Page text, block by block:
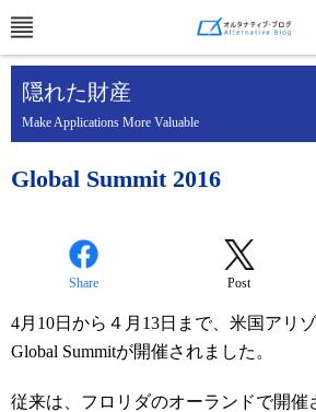
隠れた財産
Make Applications More Valuable
Global Summit 2016
Share Post
4月10日から４月13日まで、米国アリ
Global Summitが開催されました。
従来は、フロリダのオーランドで開催